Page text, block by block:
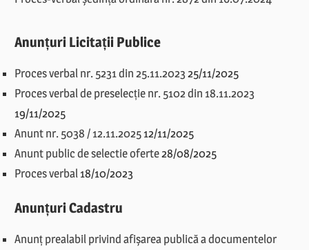
Anunțuri Licitații Publice
Proces verbal nr. 5231 din 25.11.2023 25/11/2025
Proces verbal de preselecție nr. 5102 din 18.11.2023
19/11/2025
Anunt nr. 5038 / 12.11.2025 12/11/2025
Anunt public de selectie oferte28/08/2025
Proces verbal 18/10/2023
Anunțuri Cadastru
Anunț prealabil privind afișarea publică a documentelor